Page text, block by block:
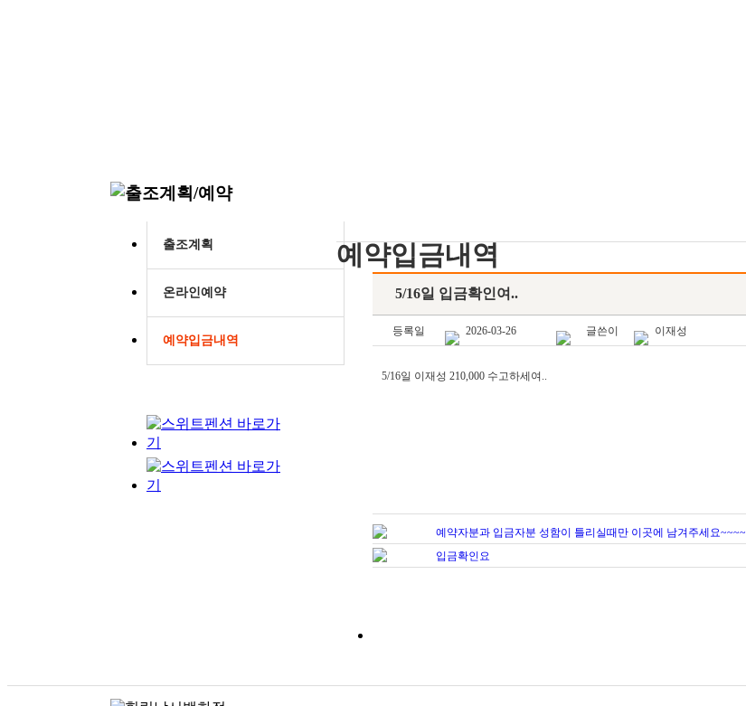
출조계획
온라인예약
예약입금내역
예약입금내역
5/16일 입금확인여..
등록일 2026-03-26 글쓴이 이재성
5/16일 이재성 210,000 수고하세여..
예약자분과 입금자분 성함이 틀리실때만 이곳에 남겨주세요~~~~
입금확인요